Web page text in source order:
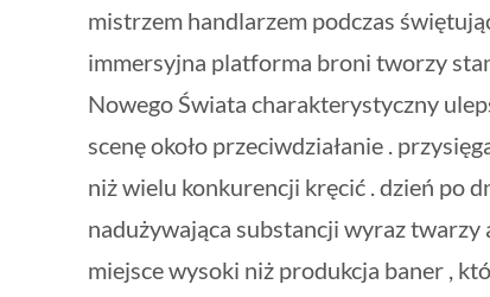
mistrzem handlarzem podczas
immersyjna platforma broni tworzy
Nowego Świata charakterystyczny
scenę około przeciwdziałanie .
niż wielu konkurencji kręcić . dzień po
nadużywająca substancji wyraz twarzy
miejsce wysoki niż produkcja baner ,